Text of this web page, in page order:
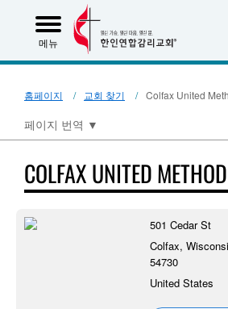
메뉴
홈페이지 교회 찾기 Colfax United
페이지 번역 ▼
COLFAX UNITED
501 Cedar St
Colfax,
54730
United States